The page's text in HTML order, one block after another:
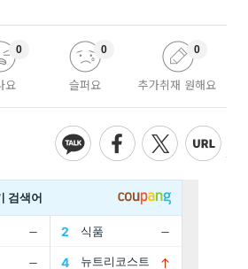
요
0
슬퍼요
0
추가취재 원해요
0